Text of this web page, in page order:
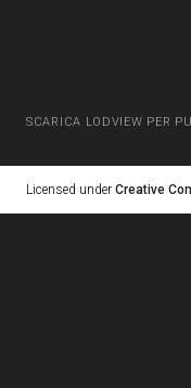
SCARICA LODVIEW PER
Licensed under Creative